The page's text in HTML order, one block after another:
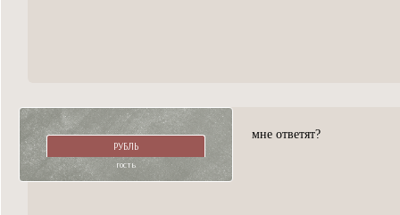
РУБЛЬ
гость
мне ответят?